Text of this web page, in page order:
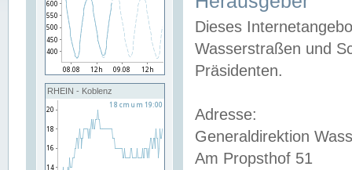
RHEIN - Koblenz
Dieses
Wasserstraßen und
Präsidenten.
Adresse:
Generaldirektion
Am Propsthof 51